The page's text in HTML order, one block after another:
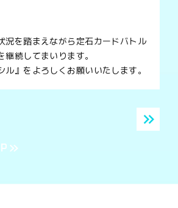
況を踏まえながら定石カードバトル
続してまいります。
ル』をよろしくお願いいたします。